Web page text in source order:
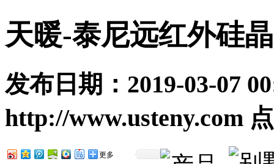
天暖-泰尼远红外硅
发布日期： 2019-03-07
http://www.usteny.com
更多